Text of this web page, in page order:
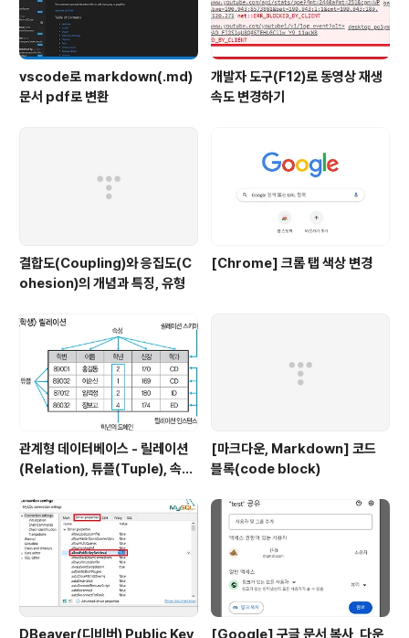
vscode로 markdown(.md)
문서 pdf로 변환
개발자 도구(F12)로 동영상 재생
속도 변경하기
결합도(Coupling)와 응집도(C
ohesion)의 개념과 특징, 유형
[Chrome] 크롬 탭 색상 변경
관계형 데이터베이스 - 릴레이션
(Relation), 튜플(Tuple), 속성
[마크다운, Markdown] 코드
블록(code block)